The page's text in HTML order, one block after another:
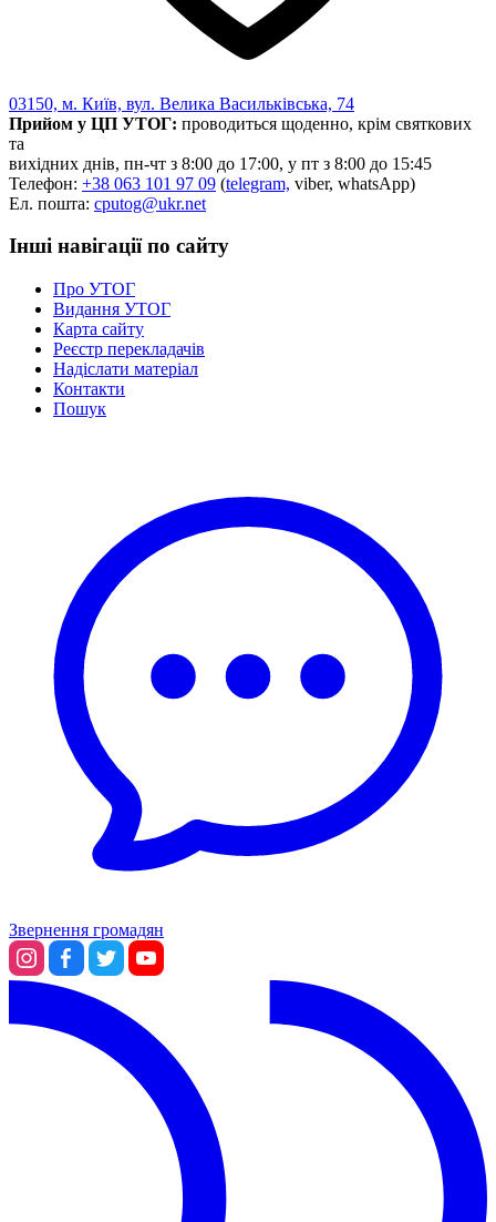
03150, м. Київ, вул. Велика Васильківська, 74
Прийом у ЦП УТОГ: проводиться щоденно, крім святкових
та
вихідних днів, пн-чт з 8:00 до 17:00, у пт з 8:00 до 15:45
Телефон: +38 063 101 97 09 (telegram, viber, whatsApp)
Ел. пошта: cputog@ukr.net
Інші навігації по сайту
Про УТОГ
Видання УТОГ
Карта сайту
Реєстр перекладачів
Надіслати матеріал
Контакти
Пошук
Звернення громадян